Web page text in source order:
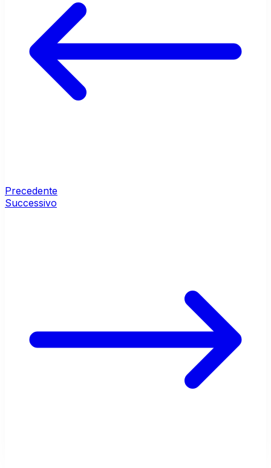
Precedente
Successivo